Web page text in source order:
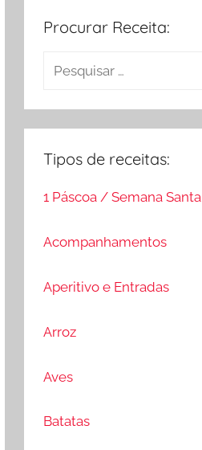
Procurar Receita:
Pesquisar
Tipos de receitas:
1 Páscoa / Semana Santa
Acompanhamentos
Aperitivo e Entradas
Arroz
Aves
Batatas